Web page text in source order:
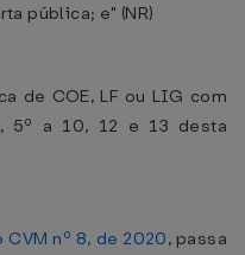
pública; e" (NR)
de COE, LF ou LIG com
5º a 10, 12 e 13 desta
CVM nº 8, de 2020, passa